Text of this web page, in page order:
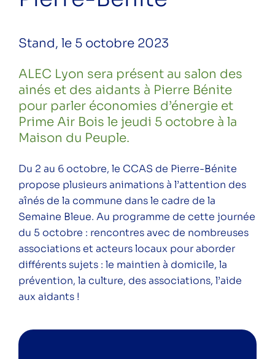
The Greener Festival 2023 – 8e
édition
Fresque de l’eau – SPL Confluence
Réunion d’information – rénovation en
copropriété par ALEC Lyon – Octobre
Pollutec – Intervention sur la Prime
Haut Potentiel à Économie d’énergie
Saône
Réunion d’information – rénovation en
copropriété par ALEC Lyon
Stand, le 5 octobre 2023
ALEC Lyon sera présent au salon des
ainés et des aidants à Pierre Bénite
pour parler économies d’énergie et
Prime Air Bois le jeudi 5 octobre à la
Maison du Peuple.
Du 2 au 6 octobre, le CCAS de Pierre-Bénite
propose plusieurs animations à l’attention des
aînés de la commune dans le cadre de la
Semaine Bleue. Au programme de cette journée
du 5 octobre : rencontres avec de nombreuses
associations et acteurs locaux pour aborder
différents sujets : le maintien à domicile, la
prévention, la culture, des associations, l’aide
aux aidants !